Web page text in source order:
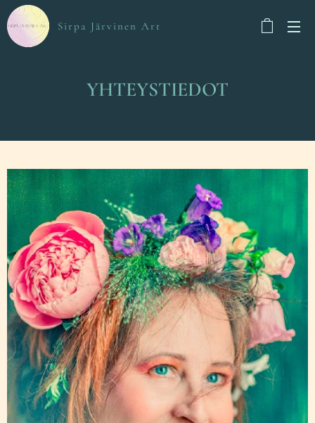
Sirpa Järvinen Art
YHTEYSTIEDOT